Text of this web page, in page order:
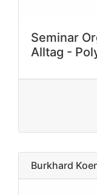
Seminar
Alltag -
Burkhard